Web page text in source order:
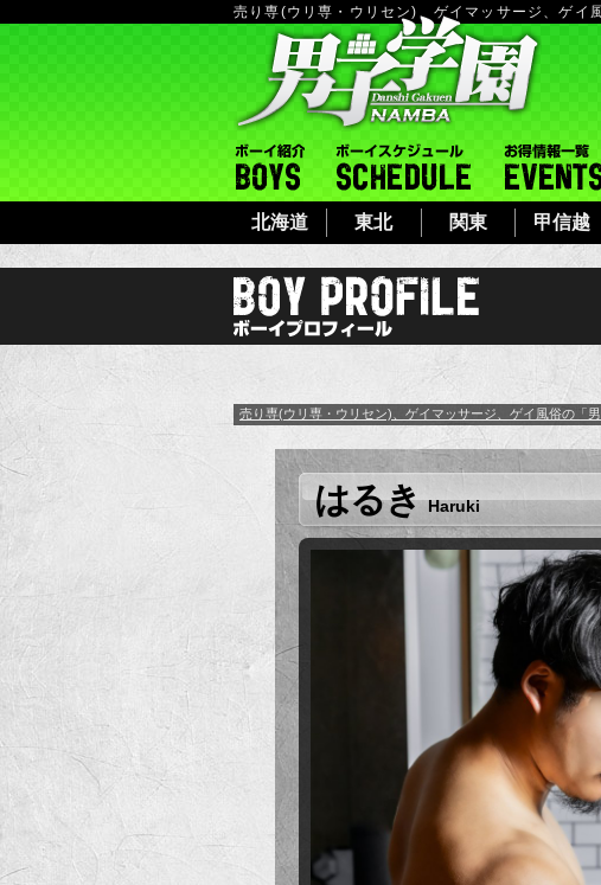
売り専(ウリ専・ウリセン)、ゲイマッサージ、ゲイ
北海道 東北 関東 甲信越
ボーイ紹介 ボーイシフト
売り専(ウリ専・ウリセン)、ゲイマッサージ、ゲイ風俗の「男
はるき Haruki